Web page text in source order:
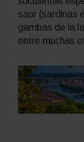
saor (sardinas
gambas de la
entre muchas